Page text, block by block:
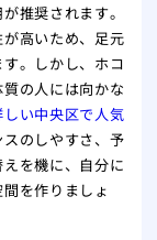
推奨されます。
高いため、足元
。しかし、ホコ
の人には向かな
い中央区で人気
のしやすさ、予
を機に、自分に
を作りましょ